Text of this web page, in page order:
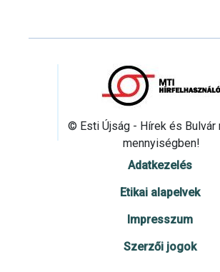
© Esti Újság - Hírek és Bulvár
mennyiségben!
Adatkezelés
Etikai alapelvek
Impresszum
Szerzői jogok